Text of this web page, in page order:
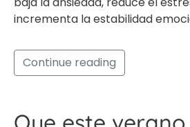
incrementa la estabilidad
Continue reading